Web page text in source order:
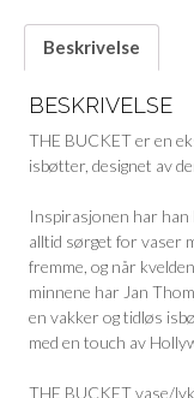
Beskrivelse
BESKRIVELSE
THE BUCKET er en
isbøtter, designet av
Inspirasjonen har
alltid sørget for vaser
fremme, og når
minnene har Jan
en vakker og tidløs
med en touch av
THE BUCKET vase/